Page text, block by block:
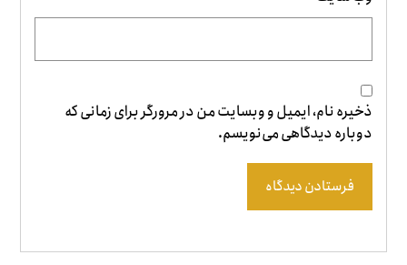
ذخیره نام، ایمیل و وبسایت من در مرورگر برای زمانی که
دوباره دیدگاهی می‌نویسم.
فرستادن دیدگاه